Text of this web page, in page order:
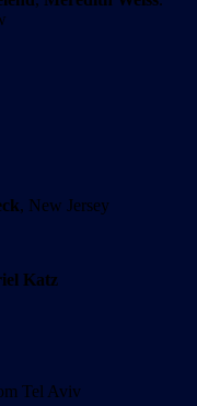
, New Jersey
Katz
Tel Aviv